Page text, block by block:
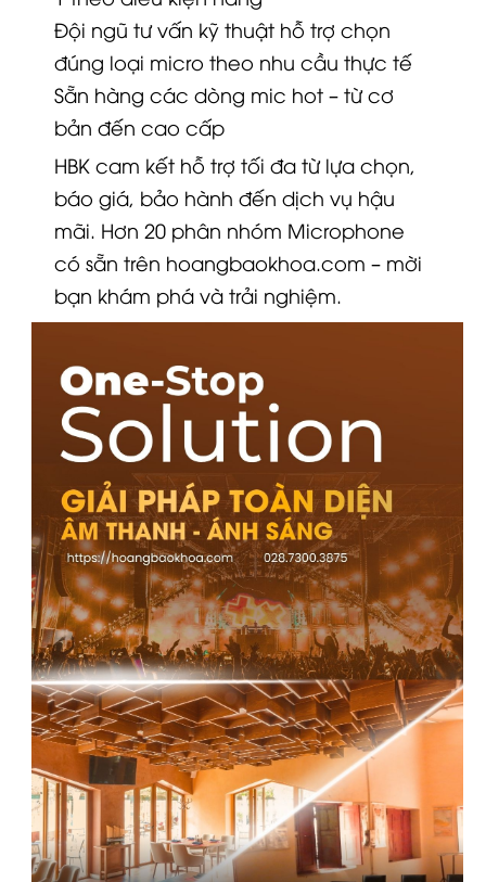
Đội ngũ tư vấn kỹ thuật hỗ trợ chọn
đúng loại micro theo nhu cầu thực tế
Sẵn hàng các dòng mic hot – từ cơ
bản đến cao cấp
HBK cam kết hỗ trợ tối đa từ lựa chọn,
báo giá, bảo hành đến dịch vụ hậu
mãi. Hơn 20 phân nhóm Microphone
có sẵn trên hoangbaokhoa.com – mời
bạn khám phá và trải nghiệm.